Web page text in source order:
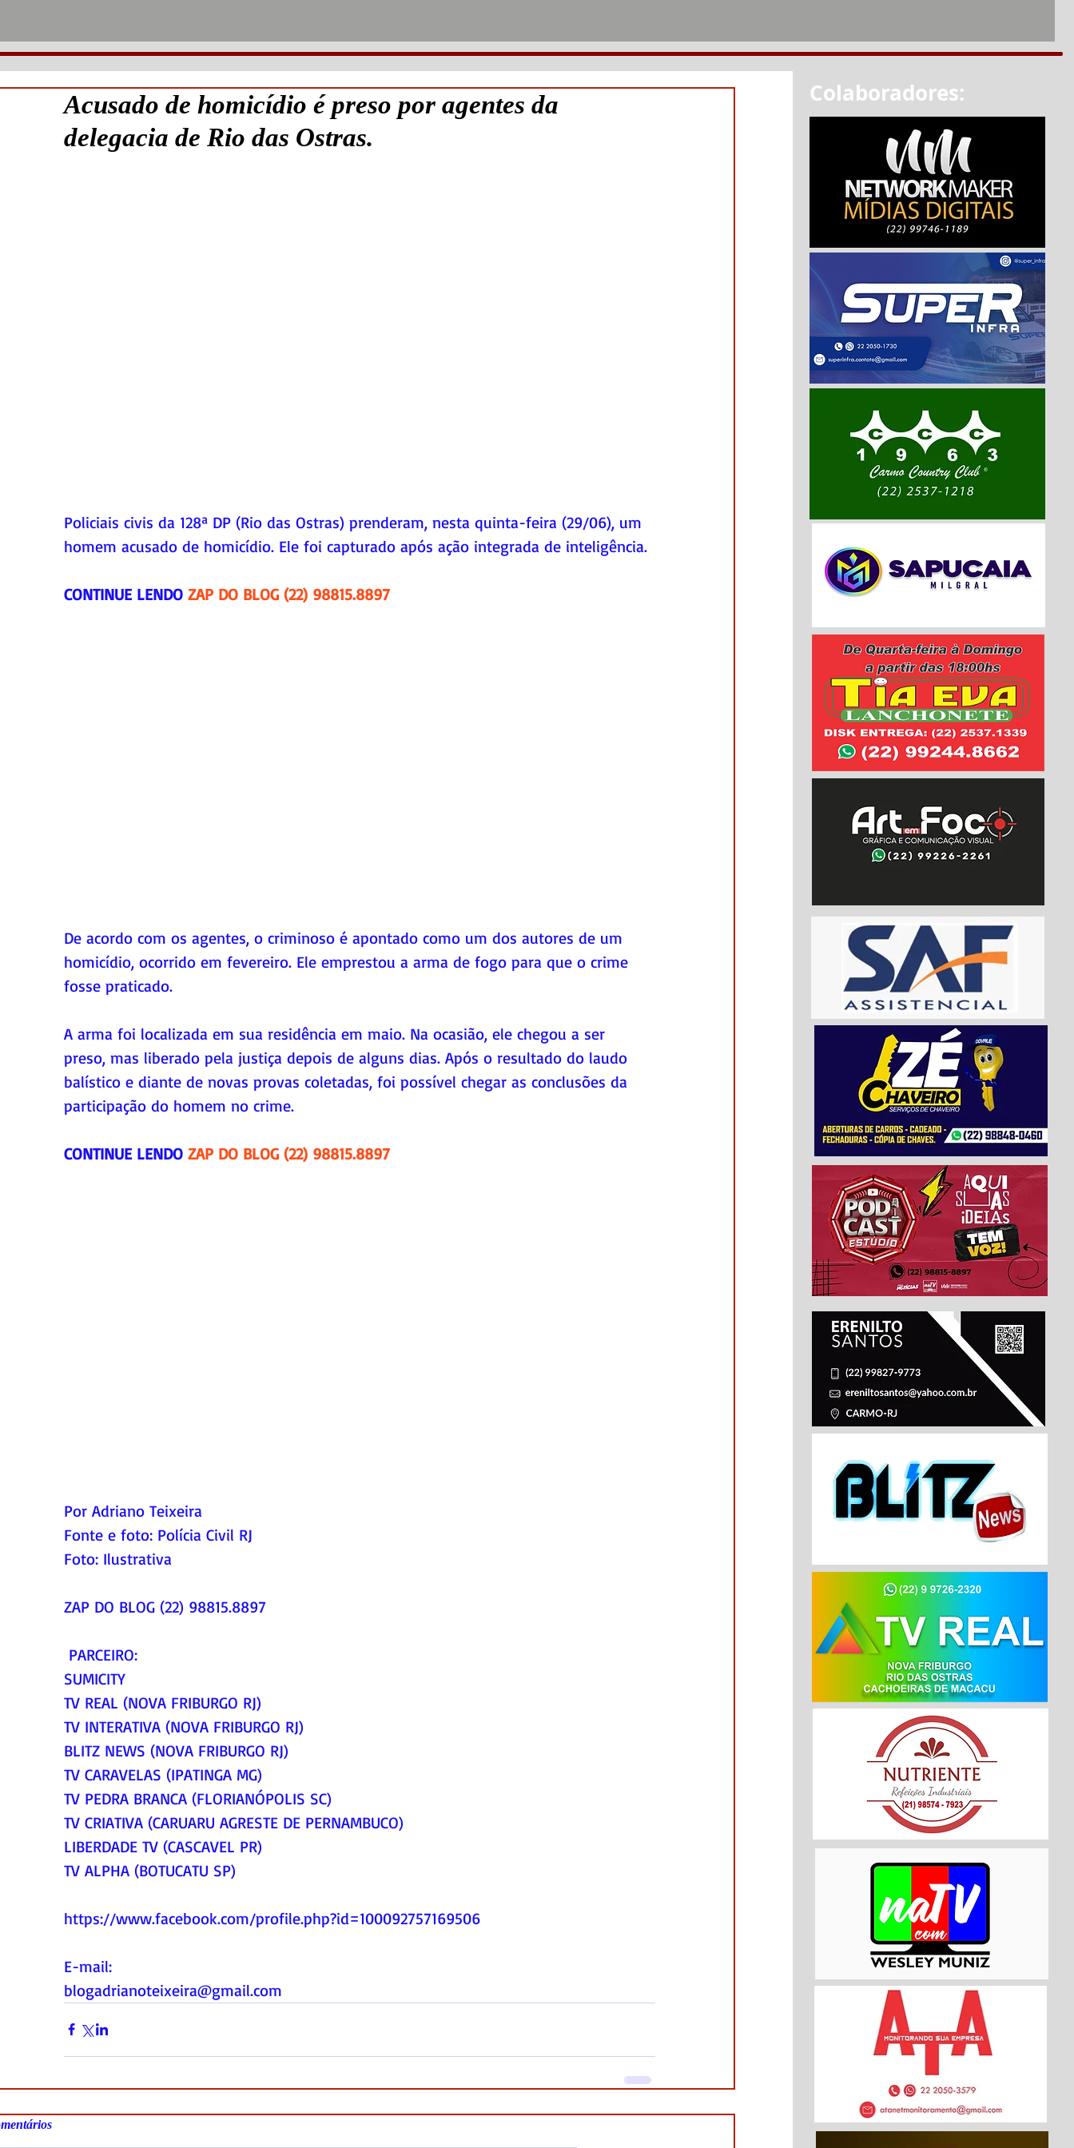
Acusado de homicídio é preso por agentes da
delegacia de Rio das Ostras.
Policiais civis da 128ª DP (Rio das Ostras) prenderam, nesta quinta-feira (29/06), um
homem acusado de homicídio. Ele foi capturado após ação integrada de inteligência.
CONTINUE LENDO ZAP DO BLOG (22) 98815.8897
De acordo com os agentes, o criminoso é apontado como um dos autores de um
homicídio, ocorrido em fevereiro. Ele emprestou a arma de fogo para que o crime
fosse praticado.
A arma foi localizada em sua residência em maio. Na ocasião, ele chegou a ser
preso, mas liberado pela justiça depois de alguns dias. Após o resultado do laudo
balístico e diante de novas provas coletadas, foi possível chegar as conclusões da
participação do homem no crime.
CONTINUE LENDO ZAP DO BLOG (22) 98815.8897
Por Adriano Teixeira
Fonte e foto: Polícia Civil RJ
Foto: Ilustrativa
ZAP DO BLOG (22) 98815.8897
PARCEIRO:
SUMICITY
TV REAL (NOVA FRIBURGO RJ)
TV INTERATIVA (NOVA FRIBURGO RJ)
BLITZ NEWS (NOVA FRIBURGO RJ)
TV CARAVELAS (IPATINGA MG)
TV PEDRA BRANCA (FLORIANÓPOLIS SC)
TV CRIATIVA (CARUARU AGRESTE DE PERNAMBUCO)
LIBERDADE TV (CASCAVEL PR)
TV ALPHA (BOTUCATU SP)
https://www.facebook.com/profile.php?id=100092757169506
E-mail:
blogadrianoteixeira@gmail.com
Colaboradores: